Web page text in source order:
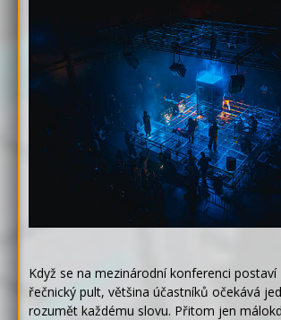
Když se na mezinárodní konferenci postaví
řečnický pult, většina účastníků očekává
rozumět každému slovu. Přitom jen